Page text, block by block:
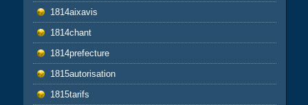
1814aixavis
1814chant
1814prefecture
1815autorisation
1815tarifs